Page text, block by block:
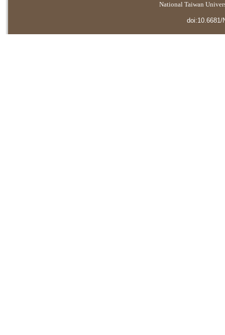
National Taiwan
doi:10.6681/